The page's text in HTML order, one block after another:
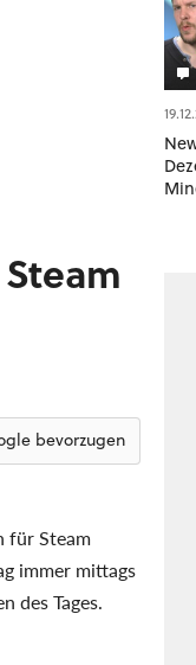
bevorzugen
für Steam
immer mittags
des Tages.